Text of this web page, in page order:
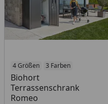
4 Größen 3 Farben
Biohort
Terrassenschrank
Romeo
Produkt am Lager